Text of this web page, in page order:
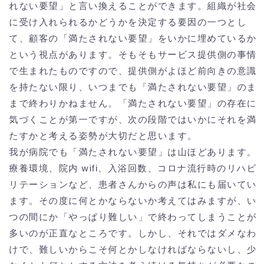
れない要望」と言い換えることができます。組織が社会
に受け入れられるかどうかを決定する要因の一つとし
て、顧客の「満たされない要望」をいかに埋めているか
という視点があります。そもそもサービス提供側の事情
で生まれたものですので、提供側がよほど前向きの意識
を持たない限り、いつまでも「満たされない要望」のま
まで終わりかねません。「満たされない要望」の存在に
気づくことが第一ですが、次の段階ではいかにそれを満
たすかと考える姿勢が大切だと思います。
我が病院でも「満たされない要望」は山ほどあります。
療養環境、院内 wifi、入浴回数、コロナ流行時のリハビ
リテーションなど、患者さんからの声は私にも届いてい
ます。その度に何とかならないか考えてはみますが、い
つの間にか「やっぱり難しい」で終わってしまうことが
多いのが正直なところです。しかし、それではダメなわ
けで、難しいからこそ何とかしなければならないし、少